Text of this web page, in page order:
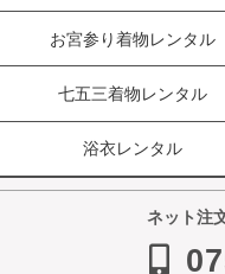
お宮参り着物レンタル
七五三着物レンタル
浴衣レンタル
ネット注